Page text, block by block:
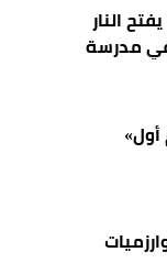
النار
مدرسة
أول»